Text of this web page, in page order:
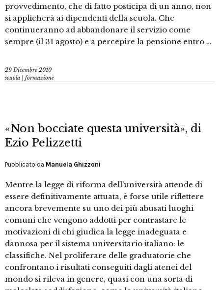
provvedimento, che di fatto posticipa di un anno, non
si applicherà ai dipendenti della scuola. Che
continueranno ad abbandonare il servizio come
sempre (il 31 agosto) e a percepire la pensione entro …
29 Dicembre 2010
scuola | formazione
«Non bocciate questa università», di
Ezio Pelizzetti
Pubblicato da Manuela Ghizzoni
Mentre la legge di riforma dell’università attende di
essere definitivamente attuata, è forse utile riflettere
ancora brevemente su uno dei più abusati luoghi
comuni che vengono addotti per contrastare le
motivazioni di chi giudica la legge inadeguata e
dannosa per il sistema universitario italiano: le
classifiche. Nel proliferare delle graduatorie che
confrontano i risultati conseguiti dagli atenei del
mondo si rileva in genere, quasi con una sorta di